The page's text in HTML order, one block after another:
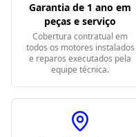
Garantia de 1 ano em
peças e serviço
Cobertura contratual em
todos os motores instalados
e reparos executados pela
equipe técnica.